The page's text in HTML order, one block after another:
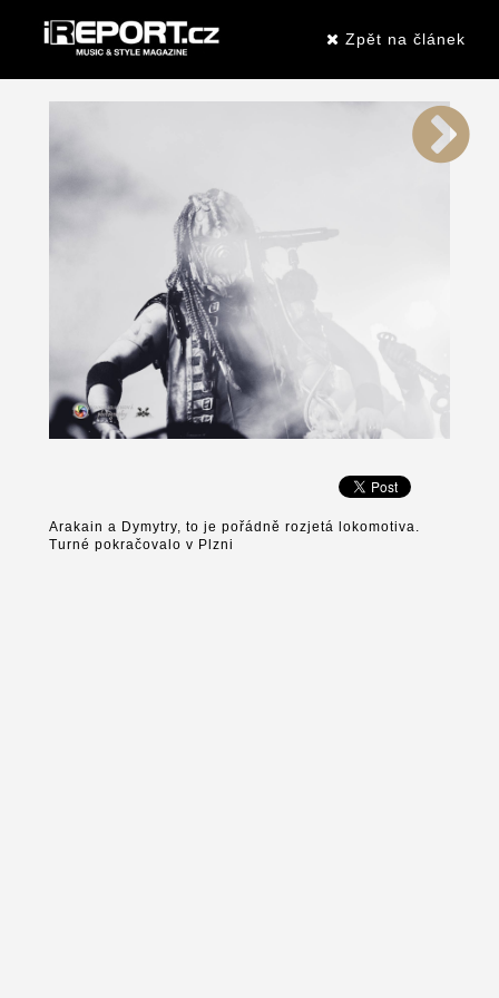
Zpět na článek
Arakain a Dymytry, to je pořádně rozjetá lokomotiva.
Turné pokračovalo v Plzni